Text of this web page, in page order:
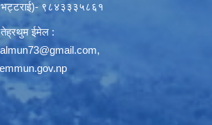
भट्टराई)- ९८४३३३५८६१
तेह्रथुम ईमेल :
,